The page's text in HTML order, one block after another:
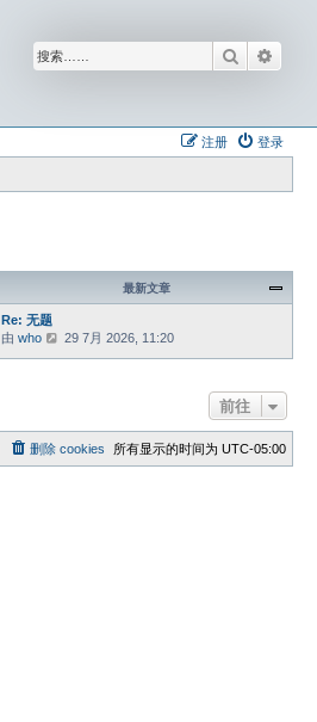
搜索
登录
注册
最新文章
Re: 无题
由 who
查
看
29 7月 2026, 11:20
前往
所有显示的时间为 UTC-05:00
删除 cookies